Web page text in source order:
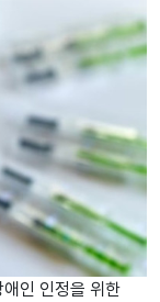
인 인정을 위한